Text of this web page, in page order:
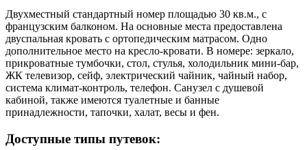
Двухместный стандартный номер площадью 30 кв.м., с
французским балконом. На основные места предоставлена
двуспальная кровать с ортопедическим матрасом. Одно
дополнительное место на кресло-кровати. В номере: зеркало,
прикроватные тумбочки, стол, стулья, холодильник мини-бар,
ЖК телевизор, сейф, электрический чайник, чайный набор,
система климат-контроль, телефон. Санузел с душевой
кабиной, также имеются туалетные и банные
принадлежности, тапочки, халат, весы и фен.
Доступные типы путевок: